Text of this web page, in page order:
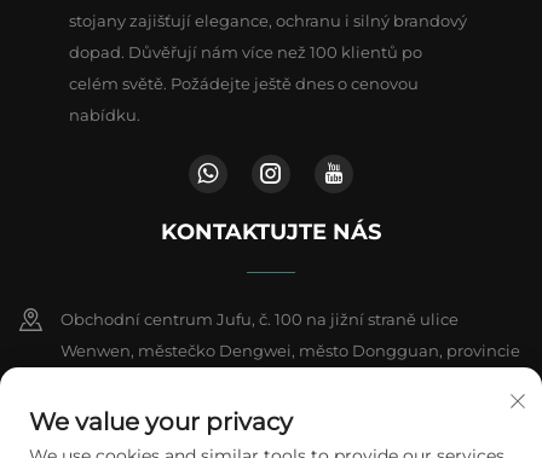
stojany zajišťují elegance, ochranu i silný brandový
dopad. Důvěřují nám více než 100 klientů po
celém světě. Požádejte ještě dnes o cenovou
nabídku.
KONTAKTUJTE NÁS
Obchodní centrum Jufu, č. 100 na jižní straně ulice
Wenwen, městečko Dengwei, město Dongguan, provincie
+86-18802602550
We value your privacy